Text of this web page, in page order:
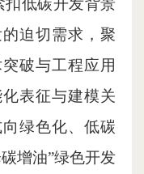
扣低碳开发背景
迫切需求，聚
破与工程应用
表征与建模关
绿色化、低碳
增油”绿色开发